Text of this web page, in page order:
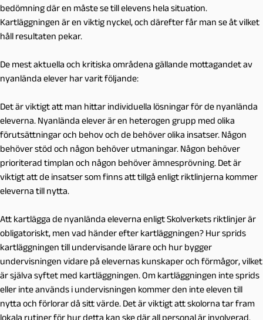
bedömning där en måste se till elevens hela situation.
Kartläggningen är en viktig nyckel, och därefter får man se åt vilket
håll resultaten pekar.
De mest aktuella och kritiska områdena gällande mottagandet av
nyanlända elever har varit följande:
Det är viktigt att man hittar individuella lösningar för de nyanlända
eleverna. Nyanlända elever är en heterogen grupp med olika
förutsättningar och behov och de behöver olika insatser. Någon
behöver stöd och någon behöver utmaningar. Någon behöver
prioriterad timplan och någon behöver ämnesprövning. Det är
viktigt att de insatser som finns att tillgå enligt riktlinjerna kommer
eleverna till nytta.
Att kartlägga de nyanlända eleverna enligt Skolverkets riktlinjer är
obligatoriskt, men vad händer efter kartläggningen? Hur sprids
kartläggningen till undervisande lärare och hur bygger
undervisningen vidare på elevernas kunskaper och förmågor, vilket
är själva syftet med kartläggningen. Om kartläggningen inte sprids
eller inte används i undervisningen kommer den inte eleven till
nytta och förlorar då sitt värde. Det är viktigt att skolorna tar fram
lokala rutiner för hur detta kan ske där all personal är involverad.